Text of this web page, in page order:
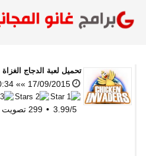
تحميل لعبة الدجاج الغزاة Chicken Invaders
17/09/2015 »» 10:34 م
3.99/5
299 تصويت